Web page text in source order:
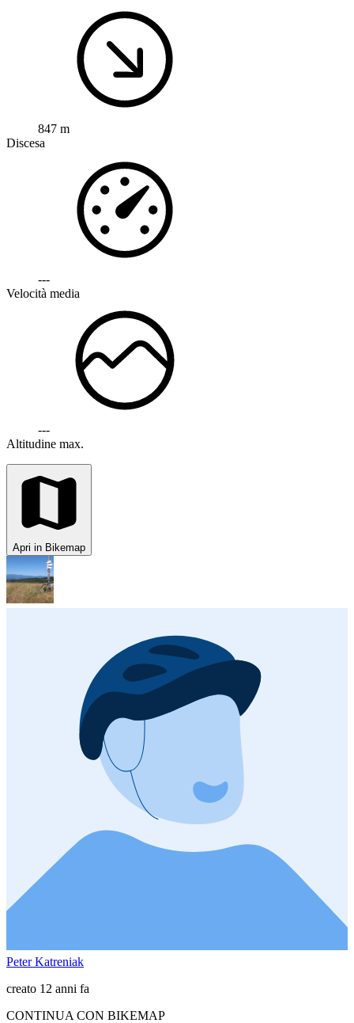
847 m
Discesa
---
Velocità media
---
Altitudine max.
Apri in Bikemap
Peter Katreniak
creato 12 anni fa
CONTINUA CON BIKEMAP